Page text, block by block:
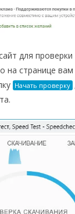
для проверки
на странице
Начать проверку